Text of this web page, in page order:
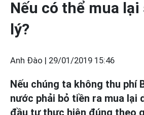
Nếu có thể mua
lý?
Anh Đào | 29/01/2019 15:46
Nếu chúng ta không thu phí
nước phải bỏ tiền ra mua lại
đầu tư thực hiện đúng theo